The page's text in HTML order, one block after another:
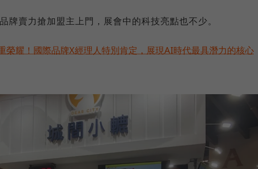
牌賣力搶加盟主上門，展會中的科技亮點也不少。
榮耀！國際品牌X經理人特別肯定，展現AI時代最具潛力的核心